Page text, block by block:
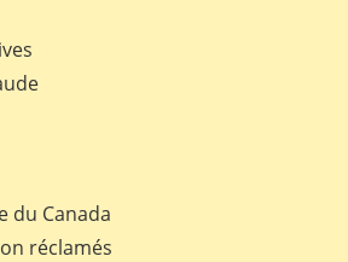
du Canada
réclamés